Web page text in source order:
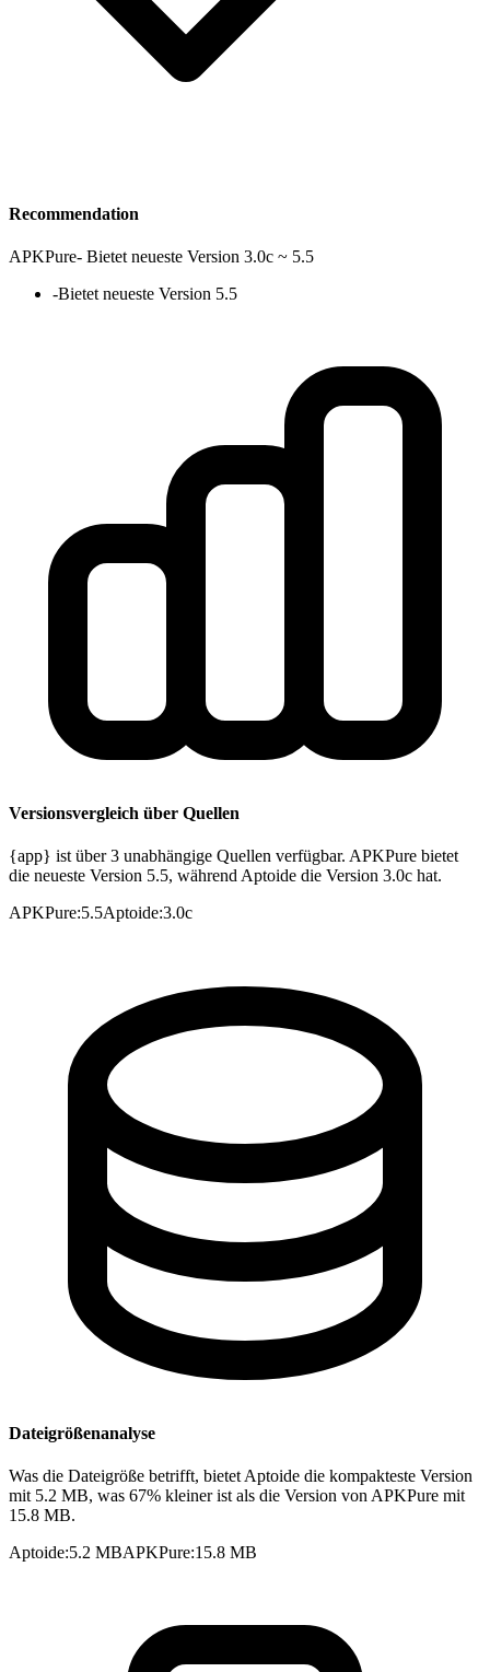
Recommendation
APKPure- Bietet neueste Version 3.0c ~ 5.5
-Bietet neueste Version 5.5
Versionsvergleich über Quellen
{app} ist über 3 unabhängige Quellen verfügbar. APKPure bietet
die neueste Version 5.5, während Aptoide die Version 3.0c hat.
APKPure:5.5Aptoide:3.0c
Dateigrößenanalyse
Was die Dateigröße betrifft, bietet Aptoide die kompakteste Version
mit 5.2 MB, was 67% kleiner ist als die Version von APKPure mit
15.8 MB.
Aptoide:5.2 MBAPKPure:15.8 MB